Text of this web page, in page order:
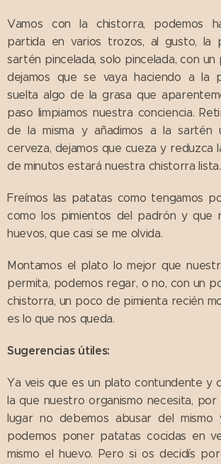
Vamos con la chistorra, podemos
partida en varios trozos, al gusto, la
sartén pincelada, solo pincelada, con
dejamos que se vaya haciendo a la
suelta algo de la grasa que
paso limpiamos nuestra conciencia.
de la misma y añadimos a la
cerveza, dejamos que cueza y reduzca
de minutos estará nuestra chistorra
Freímos las patatas como tengamos
como los pimientos del padrón y que
huevos, que casi se me olvida.
Montamos el plato lo mejor que
permita, podemos regar, o no, con un
chistorra, un poco de pimienta recién
es lo que nos queda.
Sugerencias útiles:
Ya veis que es un plato contundente y
la que nuestro organismo necesita,
lugar no debemos abusar del
podemos poner patatas cocidas en
mismo el huevo. Pero si os decidís